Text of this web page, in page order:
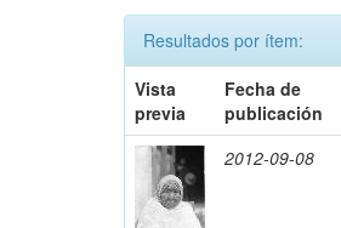
Resultados por ítem:
Vista
previa
Fecha de
publicación
2012-09-08